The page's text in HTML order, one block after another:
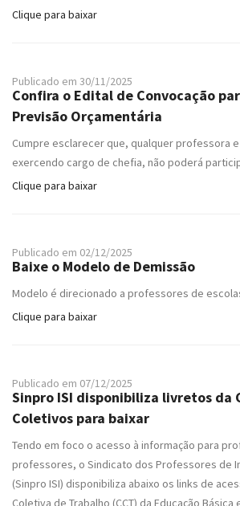
Clique para baixar
Publicado em 30/11/2025
Confira o Edital de Convocação
Previsão Orçamentária
Cumpre esclarecer que, qualquer professora
exercendo cargo de chefia, não poderá
Clique para baixar
Publicado em 02/12/2025
Baixe o Modelo de Demissão
Modelo é direcionado a professores de
Clique para baixar
Publicado em 07/12/2025
Sinpro ISI disponibiliza livretos da
Coletivos para baixar
Tendo em foco o acesso à informação para
professores, o Sindicato dos Professores de
(Sinpro ISI) disponibiliza abaixo os links de
Coletiva de Trabalho (CCT) da Educação